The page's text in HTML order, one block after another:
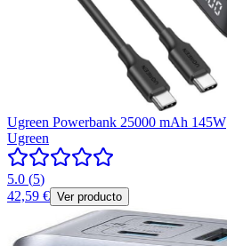
Ugreen Powerbank 25000 mAh 145W
Ugreen
5.0 (5)
42,59 € Ver producto